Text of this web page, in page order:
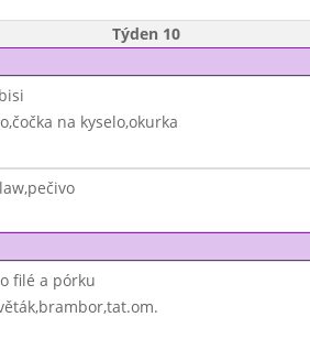
Týden 10
na kyselo,okurka
filé a pórku